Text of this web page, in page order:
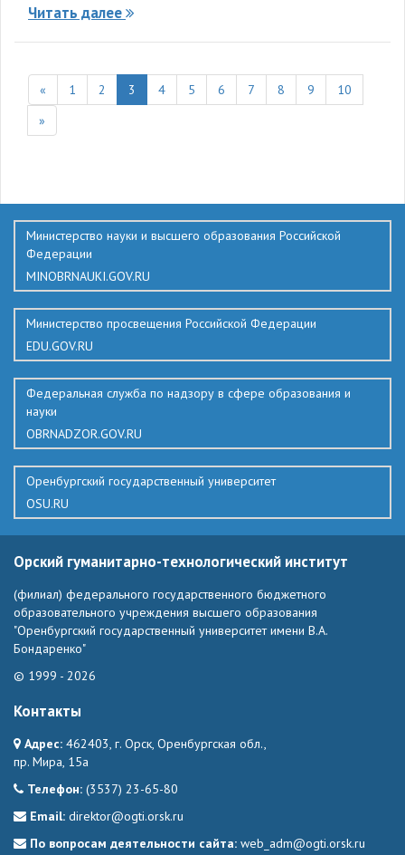
Читать далее
« 1 2 3 4 5 6 7 8 9
10
»
Министерство науки и высшего образования Российской
Федерации
MINOBRNAUKI.GOV.RU
Министерство просвещения Российской Федерации
EDU.GOV.RU
Федеральная служба по надзору в сфере образования и
науки
OBRNADZOR.GOV.RU
Оренбургский государственный университет
OSU.RU
Орский гуманитарно-технологический институт
(филиал) федерального государственного бюджетного
образовательного учреждения высшего образования
"Оренбургский государственный университет имени В.А.
Бондаренко"
© 1999 - 2026
Контакты
Адрес: 462403, г. Орск, Оренбургская обл.,
пр. Мира, 15а
Телефон: (3537) 23-65-80
Email: direktor@ogti.orsk.ru
По вопросам деятельности сайта: web_adm@ogti.orsk.ru